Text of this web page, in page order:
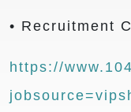
• Recruitment
https://